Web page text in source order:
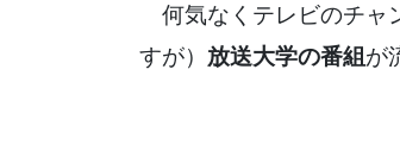
何気なくテレビのチャ
すが） 放送大学の番組が